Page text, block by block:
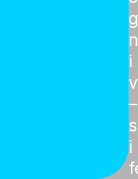
i
–
i